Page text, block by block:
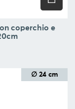
coperchio e
∅ 24 cm